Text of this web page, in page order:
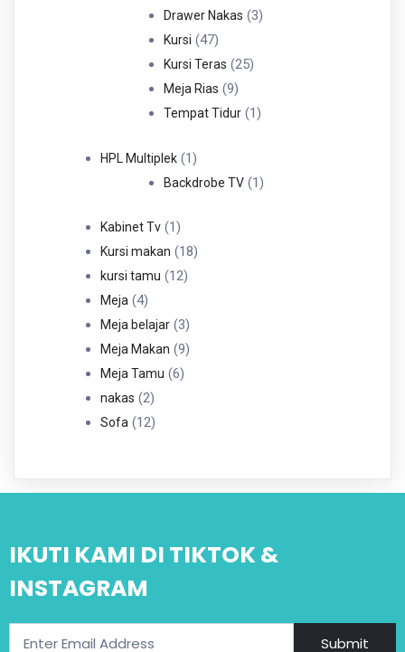
Produk
Drawer Nakas 33
Kursi 4747
Produk
Kursi Teras 2525
Meja Rias 99
Produk
Tempat Tidur 11
HPL Multiplek 11
Produk
Backdrobe TV 11
Kabinet Tv 11
Produk
Kursi makan 1818
kursi tamu 1212
Meja 44
Produk
Meja belajar 33
Produk
Meja Makan 99
Meja Tamu 66
nakas 22
Produk
Sofa 1212
IKUTI KAMI DI TIKTOK &
INSTAGRAM
Submit